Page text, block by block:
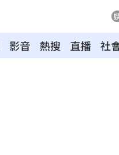
影音 熱搜 直播 社